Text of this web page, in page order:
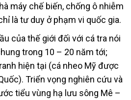
máy chế biến, chống ô nhiễm
là tư duy ở phạm vi quốc gia.
của thế giới đối với cá tra nói
trong 10 – 20 năm tới;
hiện tại (cá nheo Mỹ được
Triển vọng nghiên cứu và
tiểu vùng hạ lưu sông Mê –